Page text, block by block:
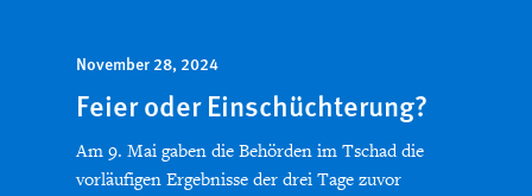
November 28, 2024
Feier oder Einschüchterung?
Am 9. Mai gaben die Behörden im Tschad die
vorläufigen Ergebnisse der drei Tage zuvor